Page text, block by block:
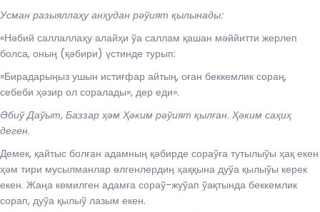
Усман разыяллаҳу анҳудан рәўият қылынады:
«Нәбий саллаллаҳу алайҳи ўа саллам қашан мәййитти жерлеп
болса, оның (қәбири) үстинде турып:
«Бирадарыңыз ушын истиғфар айтың, оған беккемлик сораң,
себеби ҳәзир ол соралады», дер еди».
Әбиў Даўыт, Баззар ҳәм Ҳәким рәўият қылған. Ҳәким саҳиҳ
деген.
Демек, қайтыс болған адамның қәбирде сораўға тутылыўы ҳақ екен
ҳәм тири мусылманлар өлгенлердиң ҳаққына дуўа қылыўы керек
екен. Жаңа көмилген адамға сораў-жуўап ўақтында беккемлик
сорап, дуўа қылыў лазым екен.